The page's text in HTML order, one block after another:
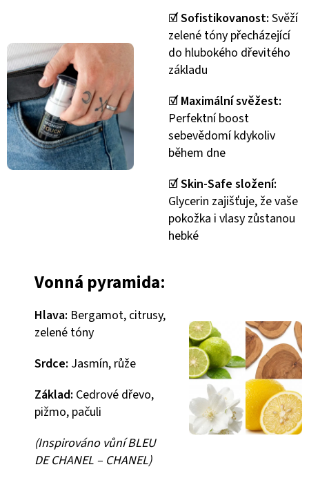
☑️Sofistikovanost: Svěží
zelené tóny přecházející
do hlubokého dřevitého
základu
☑️Maximální svěžest:
Perfektní boost
sebevědomí kdykoliv
během dne
☑️Skin-Safe složení:
Glycerin zajišťuje, že vaše
pokožka i vlasy zůstanou
hebké
Vonná pyramida:
Hlava: Bergamot, citrusy,
zelené tóny
Srdce: Jasmín, růže
Základ: Cedrové dřevo,
pižmo, pačuli
(Inspirováno vůní BLEU
DE CHANEL – CHANEL)